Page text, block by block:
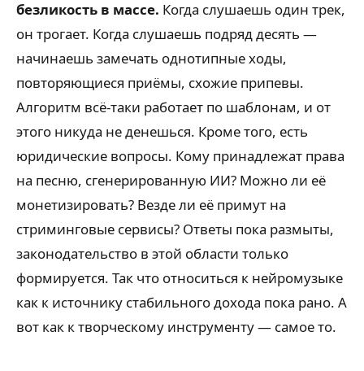
безликость в массе. Когда слушаешь один трек,
он трогает. Когда слушаешь подряд десять —
начинаешь замечать однотипные ходы,
повторяющиеся приёмы, схожие припевы.
Алгоритм всё-таки работает по шаблонам, и от
этого никуда не денешься. Кроме того, есть
юридические вопросы. Кому принадлежат права
на песню, сгенерированную ИИ? Можно ли её
монетизировать? Везде ли её примут на
стриминговые сервисы? Ответы пока размыты,
законодательство в этой области только
формируется. Так что относиться к нейромузыке
как к источнику стабильного дохода пока рано. А
вот как к творческому инструменту — самое то.